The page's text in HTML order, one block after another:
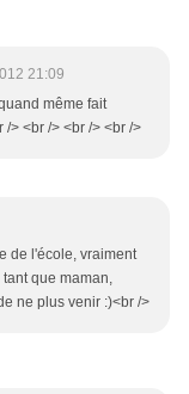
21:09
même fait
> <br /> <br /> <br />
de l'école, vraiment
que maman,
ne plus venir :)<br />